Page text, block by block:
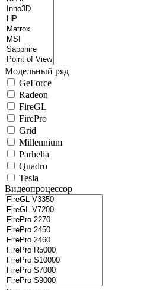
Модельный ряд
GeForce
Radeon
FireGL
FirePro
Grid
Millennium
Parhelia
Quadro
Tesla
Видеопроцессор